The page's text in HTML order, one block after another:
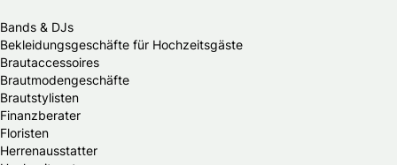
Bands & DJs
Bekleidungsgeschäfte für Hochzeitsgäste
Brautaccessoires
Brautmodengeschäfte
Brautstylisten
Finanzberater
Floristen
Herrenausstatter